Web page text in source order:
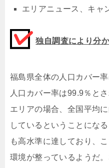
エリアニュース、キャ
独自調査により分
福島県全体の人口カバー
人口カバー率は99.9％と
エリアの場合、全国平均
しているということにな
も高水準に達しており、
環境が整っているようだ